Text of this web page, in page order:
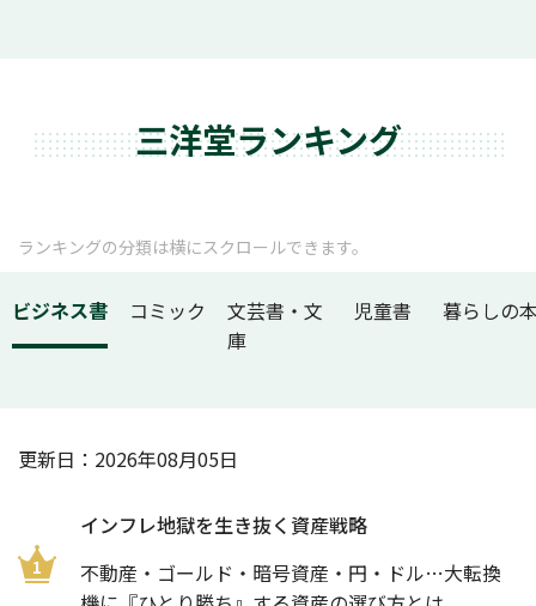
三洋堂ランキング
ランキングの分類は横にスクロールできます。
ビジネス書 コミック
文芸書・文
庫
児童書 暮らしの
更新日： 2026年08月05日
1
インフレ地獄を生き抜く資産戦略
不動産・ゴールド・暗号資産・円・ドル…大転換